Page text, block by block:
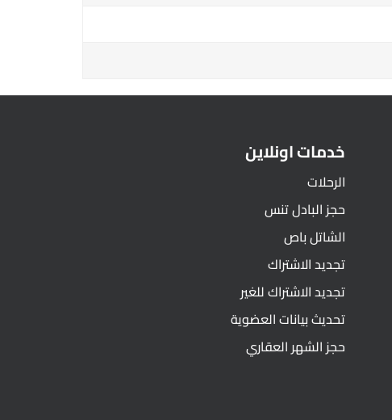
خدمات اونلاين
الرحلات
حجز البادل تنس
الشاتل باص
تجديد الاشتراك
تجديد الاشتراك للغير
تحديث بيانات العضوية
حجز الشهر العقاري